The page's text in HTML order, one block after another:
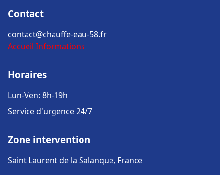
Contact
contact@chauffe-eau-58.fr
Accueil Informations
Horaires
Lun-Ven: 8h-19h
Service d'urgence 24/7
Zone intervention
Saint Laurent de la Salanque, France